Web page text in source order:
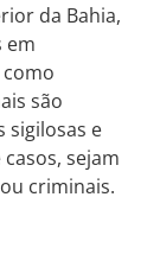
da Bahia,
em
são
sigilosas e
sejam
criminais.